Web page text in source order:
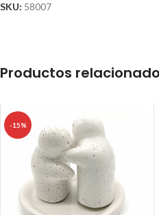
SKU: 58007
Productos
-15%